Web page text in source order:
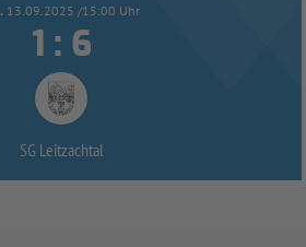
13.09.2025 /15:00 Uhr
 : 
SG Leitzachtal